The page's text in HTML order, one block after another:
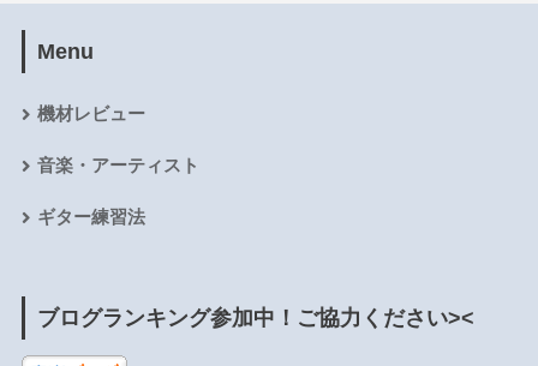
Menu
機材レビュー
音楽・アーティスト
ギター練習法
ブログランキング参加中！ご協力ください><